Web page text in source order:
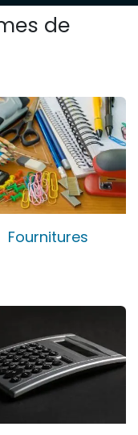
de
Fournitures